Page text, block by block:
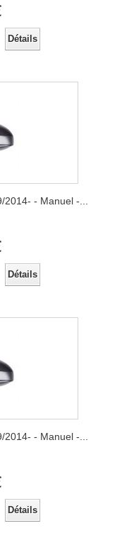
Détails
- Manuel -...
Détails
- Manuel -...
Détails